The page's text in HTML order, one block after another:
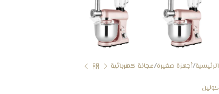
الرئيسية أجهزة صغيرة عجانة كهربائية
كولين